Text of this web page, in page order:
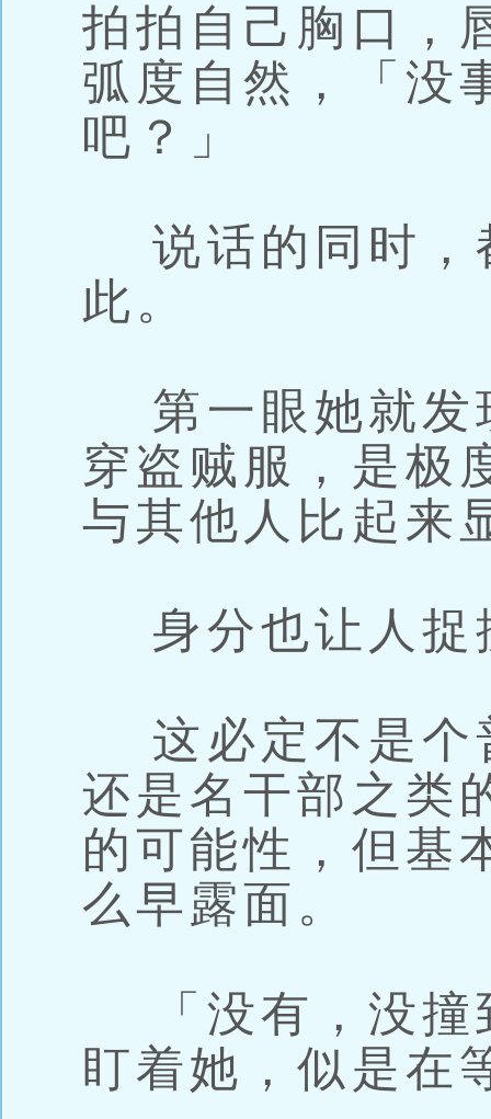
拍拍自己胸口，
弧度自然，「没
吧？」
说话的同时，
此。
第一眼她就发
穿盗贼服，是极
与其他人比起来
身分也让人捉
这必定不是个
还是名干部之类
的可能性，但基
么早露面。
「没有，没撞
盯着她，似是在